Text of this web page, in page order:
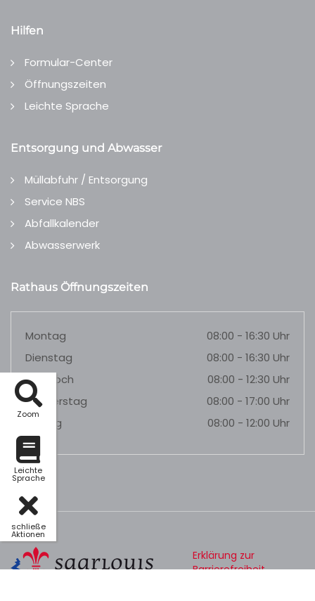
Zoom
Leichte
Sprache
schließe
Aktionen
Hilfen
Formular-Center
Öffnungszeiten
Leichte Sprache
Entsorgung und Abwasser
Müllabfuhr / Entsorgung
Service NBS
Abfallkalender
Abwasserwerk
Rathaus Öffnungszeiten
Montag
08:00 - 16:30 Uhr
Dienstag
08:00 - 16:30 Uhr
Mittwoch
08:00 - 12:30 Uhr
Donnerstag
08:00 - 17:00 Uhr
Freitag
08:00 - 12:00 Uhr
Erklärung zur
Barrierefreiheit